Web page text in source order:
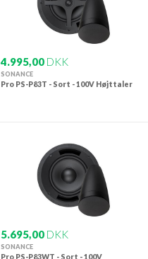
4.995,00 DKK
SONANCE
Pro PS-P83T - Sort - 100V Højttaler
5.695,00 DKK
SONANCE
Pro PS-P83WT - Sort - 100V